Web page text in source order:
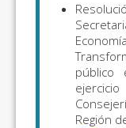
público
Región